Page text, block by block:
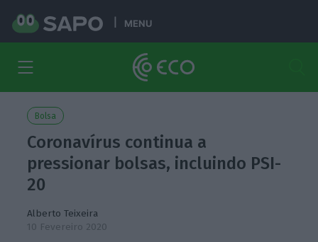
MENU
Bolsa
Coronavírus continua a
pressionar bolsas, incluindo PSI-
20
Alberto Teixeira
10 Fevereiro 2020